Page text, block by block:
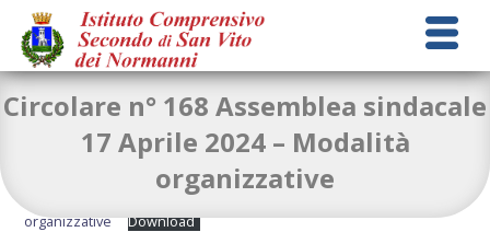
Circolare n° 168 Assemblea sindacale
17 Aprile 2024 – Modalità
organizzative
Circolare-n-168-Assemblea-sindacale-modalita-
organizzative
Download